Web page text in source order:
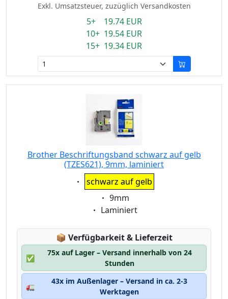
Exkl. Umsatzsteuer, zuzüglich Versandkosten
5+ 19.74 EUR
10+ 19.54 EUR
15+ 19.34 EUR
Brother Beschriftungsband schwarz auf gelb
(TZES621), 9mm, laminiert
Eigenschaft:
schwarz auf gelb
Eigenschaft:
9mm
Eigenschaft:
Laminiert
📦 Lagerstatus:
Verfügbarkeit & Lieferzeit
✅
75x auf Lager – Versand innerhalb von 24
Stunden
🚛
43x im Außenlager – Versand in ca. 2-3
Werktagen